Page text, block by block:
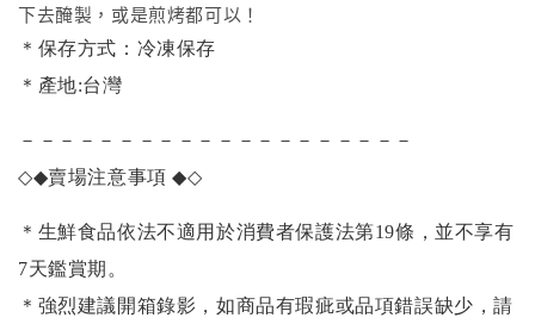
下去醃製，或是煎烤都可以！
＊保存方式：冷凍保存
＊產地:台灣
－－－－－－－－－－－－－－－－－－－－
◇◆賣場注意事項◆◇
＊生鮮食品依法不適用於消費者保護法第19條，並不享有
7天鑑賞期。
＊強烈建議開箱錄影，如商品有瑕疵或品項錯誤缺少，請